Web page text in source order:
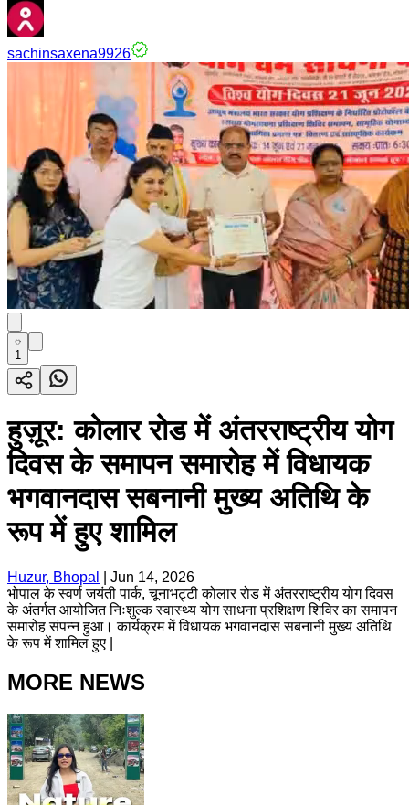
sachinsaxena9926
1
हुज़ूर: कोलार रोड में अंतरराष्ट्रीय योग
दिवस के समापन समारोह में विधायक
भगवानदास सबनानी मुख्य अतिथि के
रूप में हुए शामिल
Huzur, Bhopal
Jun 14, 2026
भोपाल के स्वर्ण जयंती पार्क, चूनाभट्टी कोलार रोड में अंतरराष्ट्रीय योग दिवस
के अंतर्गत आयोजित निःशुल्क स्वास्थ्य योग साधना प्रशिक्षण शिविर का समापन
समारोह संपन्न हुआ। कार्यक्रम में विधायक भगवानदास सबनानी मुख्य अतिथि
के रूप में शामिल हुए |
MORE NEWS